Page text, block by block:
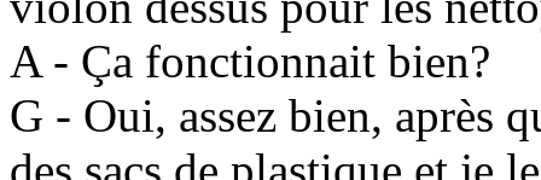
A - Ça fonctionnait bien?
G - Oui, assez bien, après
des sacs de plastique et je